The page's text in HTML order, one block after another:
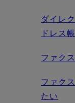
ダイレ
ドレス
ファク
ファク
たい